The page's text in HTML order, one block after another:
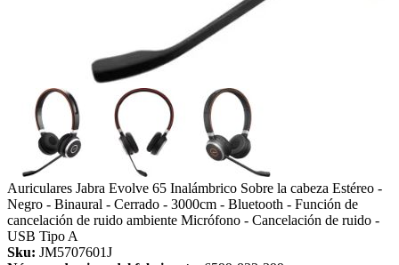
Auriculares Jabra Evolve 65 Inalámbrico Sobre la cabeza Estéreo -
Negro - Binaural - Cerrado - 3000cm - Bluetooth - Función de
cancelación de ruido ambiente Micrófono - Cancelación de ruido -
USB Tipo A
Sku: JM5707601J